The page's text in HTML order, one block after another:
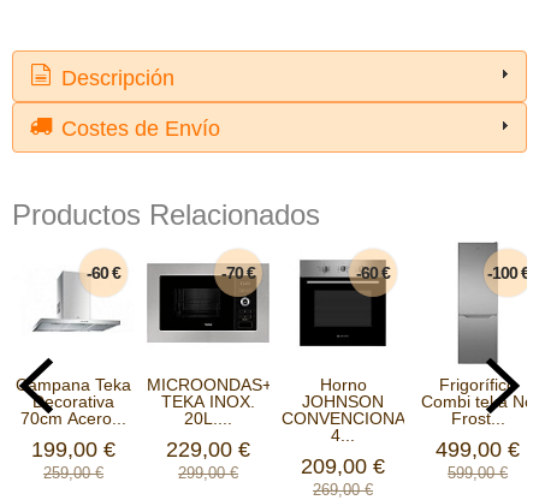
Descripción
Costes de Envío
Productos Relacionados
-60 €
Campana Teka
Decorativa
70cm Acero...
199,00 €
259,00 €
-70 €
MICROONDAS+GRILL
TEKA INOX.
20L....
229,00 €
299,00 €
-60 €
Horno
JOHNSON
CONVENCIONAL
4...
209,00 €
269,00 €
-100 €
Frigorífico
Combi teka No
Frost...
499,00 €
599,00 €